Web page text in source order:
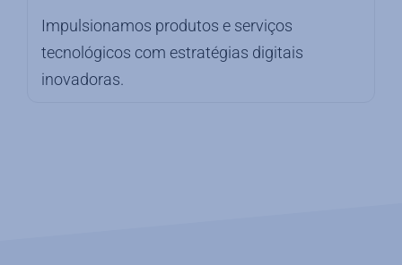
Impulsionamos produtos e serviços
tecnológicos com estratégias digitais
inovadoras.